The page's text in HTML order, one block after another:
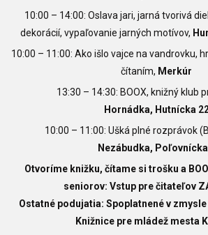
10:00 – 14:00: Oslava jari, jarná tvorivá
dekorácií, vypaľovanie jarných motívov,
10:00 – 11:00: Ako išlo vajce na vandrovku,
čítaním, Merkúr
13:30 – 14:30: BOOX, knižný klub
Hornádka, Hutnícka
10:00 – 11:00: Ušká plné rozprávok
Nezábudka,
Otvoríme knižku, čítame si trošku a
seniorov: Vstup pre čitateľov
Ostatné podujatia: Spoplatnené v
Knižnice pre mládež mesta